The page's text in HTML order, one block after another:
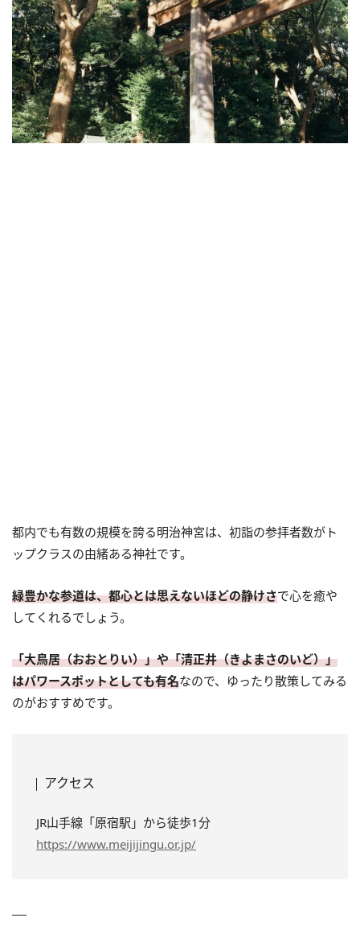
都内でも有数の規模を誇る明治神宮は、初詣の参拝者数がト
ップクラスの由緒ある神社です。
緑豊かな参道は、都心とは思えないほどの静けさで心を癒や
してくれるでしょう。
「大鳥居（おおとりい）」や「清正井（きよまさのいど）」
はパワースポットとしても有名なので、ゆったり散策してみる
のがおすすめです。
アクセス
JR山手線「原宿駅」から徒歩1分
https://www.meijijingu.or.jp/